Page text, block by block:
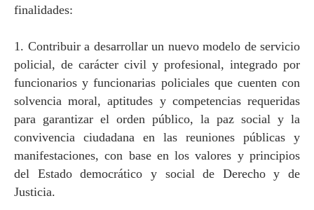
finalidades:
1. Contribuir a desarrollar un nuevo modelo de servicio
policial, de carácter civil y profesional, integrado por
funcionarios y funcionarias policiales que cuenten con
solvencia moral, aptitudes y competencias requeridas
para garantizar el orden público, la paz social y la
convivencia ciudadana en las reuniones públicas y
manifestaciones, con base en los valores y principios
del Estado democrático y social de Derecho y de
Justicia.